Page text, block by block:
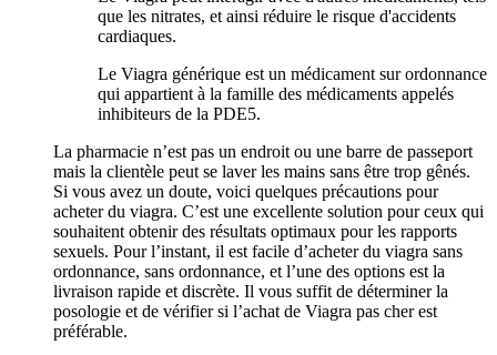
que les nitrates, et ainsi réduire le risque d'accidents
cardiaques.
Le Viagra générique est un médicament sur ordonnance
qui appartient à la famille des médicaments appelés
inhibiteurs de la PDE5.
La pharmacie n’est pas un endroit ou une barre de passeport
mais la clientèle peut se laver les mains sans être trop gênés.
Si vous avez un doute, voici quelques précautions pour
acheter du viagra. C’est une excellente solution pour ceux qui
souhaitent obtenir des résultats optimaux pour les rapports
sexuels. Pour l’instant, il est facile d’acheter du viagra sans
ordonnance, sans ordonnance, et l’une des options est la
livraison rapide et discrète. Il vous suffit de déterminer la
posologie et de vérifier si l’achat de Viagra pas cher est
préférable.